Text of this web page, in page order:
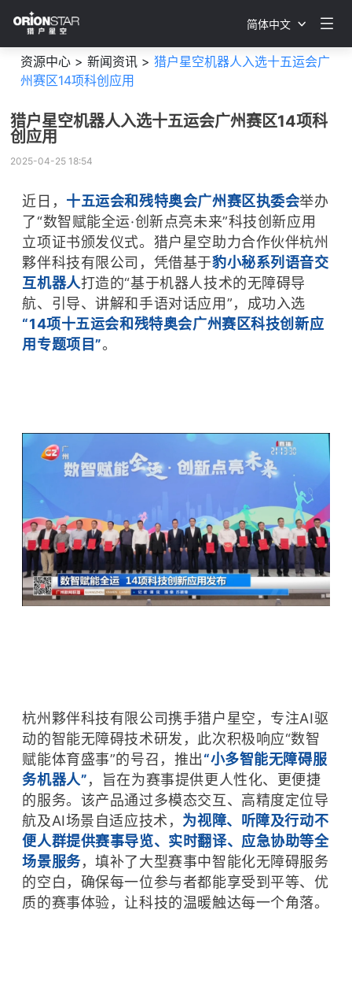
简体中文
资源中心 > 新闻资讯 > 猎户星空机器人入选十五运会广
州赛区14项科创应用
猎户星空机器人入选十五运会广州赛区14项科
创应用
2025-04-25 18:54
近日， 十五运会和残特奥会广州赛区执委会举办
了“数智赋能全运·创新点亮未来”科技创新应用
立项证书颁发仪式。猎户星空助力合作伙伴杭州
夥伴科技有限公司，凭借基于豹小秘系列语音交
互机器人打造的“基于机器人技术的无障碍导
航、引导、讲解和手语对话应用”，成功入选
“14项十五运会和残特奥会广州赛区科技创新应
用专题项目”。
杭州夥伴科技有限公司携手猎户星空，专注AI驱
动的智能无障碍技术研发，此次积极响应“数智
赋能体育盛事”的号召，推出“小多智能无障碍服
务机器人”，旨在为赛事提供更人性化、更便捷
的服务。该产品通过多模态交互、高精度定位导
航及AI场景自适应技术， 为视障、听障及行动不
便人群提供赛事导览、实时翻译、应急协助等全
场景服务，填补了大型赛事中智能化无障碍服务
的空白，确保每一位参与者都能享受到平等、优
质的赛事体验，让科技的温暖触达每一个角落。